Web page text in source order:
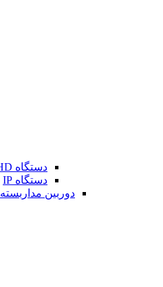
دستگاه HD
دستگاه IP
دوربین مداربسته